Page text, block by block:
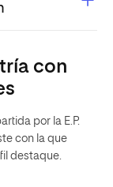
con
por la E.P.
con la que
destaque.